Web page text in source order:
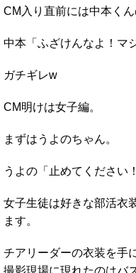
CM入り直前には中本く
中本「ふざけんなよ！マ
ガチギレw
CM明けは女子編。
まずはうよのちゃん。
うよの「止めてください
女子生徒は好きな部活衣
ます。
チアリーダーの衣装を手
撮影現場に現れたのはバ